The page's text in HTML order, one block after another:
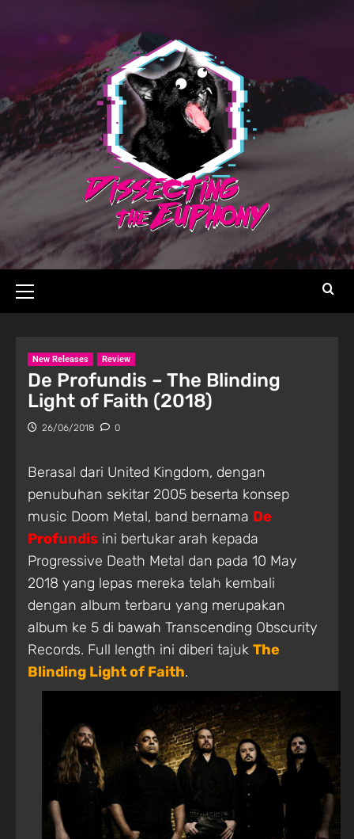
New Releases Review
De Profundis – The Blinding
Light of Faith (2018)
26/06/2018 0
Berasal dari United Kingdom, dengan
penubuhan sekitar 2005 beserta konsep
music Doom Metal, band bernama De
Profundis ini bertukar arah kepada
Progressive Death Metal dan pada 10 May
2018 yang lepas mereka telah kembali
dengan album terbaru yang merupakan
album ke 5 di bawah Transcending Obscurity
Records. Full length ini diberi tajuk The
Blinding Light of Faith.